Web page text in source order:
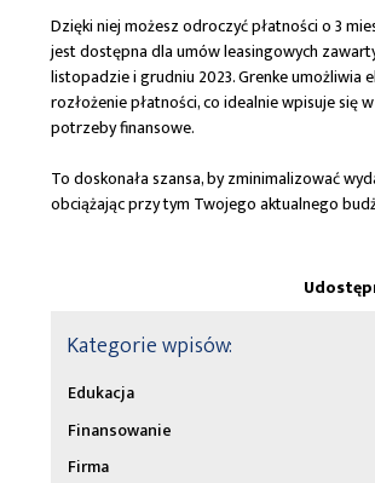
Dzięki niej możesz odroczyć płatności o 3
jest dostępna dla umów leasingowych
listopadzie i grudniu 2023. Grenke umożliwia
rozłożenie płatności, co idealnie wpisuje się
potrzeby finansowe.
To doskonała szansa, by zminimalizować
obciążając przy tym Twojego aktualnego
Kategorie wpisów:
Edukacja
Finansowanie
Firma